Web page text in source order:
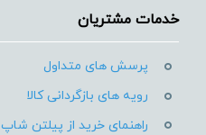
خدمات مشتریان
پرسش های متداول
رویه های بازگردانی کالا
راهنمای خرید از پیلتن شاپ